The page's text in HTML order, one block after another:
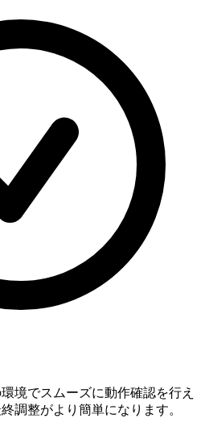
境でスムーズに動作確認を行え
調整がより簡単になります。